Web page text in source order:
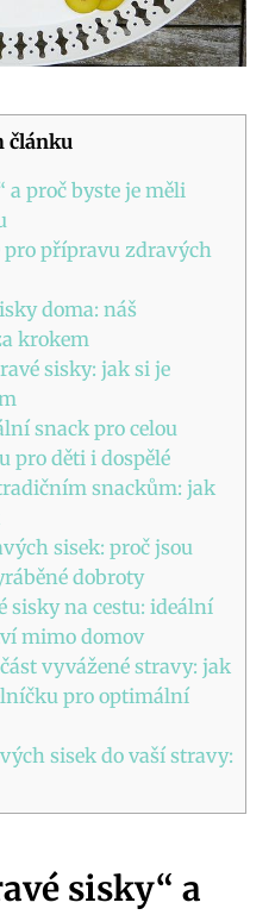
článku
a proč byste je měli
přípravu zdravých
doma: náš
krokem
sisky: jak si je
snack pro celou
pro děti i dospělé
snackům: jak
sisek: proč jsou
dobroty
sisky na cestu: ideální
mimo domov
vyvážené stravy: jak
pro optimální
sisek do vaší stravy:
sisky“ a